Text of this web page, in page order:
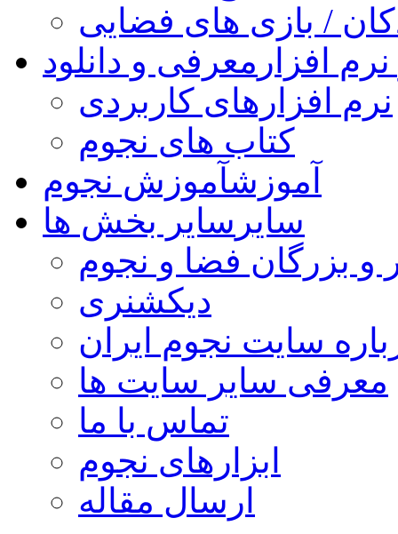
/ بازی های فضایی
افزار معرفی و دانلود
نرم افزارهای کاربردی
کتاب های نجوم
آموزشآموزش نجوم
سایر سایر بخش ها
و بزرگان فضا و نجوم
دیکشنری
سایت نجوم ایران
معرفی سایر سایت ها
تماس با ما
ابزارهای نجوم
ارسال مقاله